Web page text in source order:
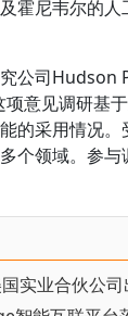
霍尼韦尔的
公司Hudson
项意见调研基
的采用情况
个领域。参